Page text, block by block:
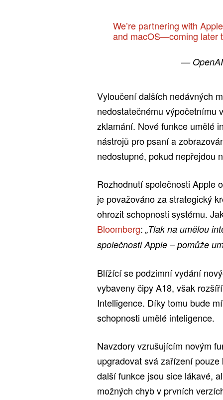
We’re partnering with
and macOS—coming later
—
Vyloučení dalších nedávných
nedostatečnému výpočetnímu
zklamání. Nové funkce umělé
nástrojů pro psaní a
nedostupné, pokud nepřejdou
Rozhodnutí společnosti Apple
je považováno za strategický
ohrozit schopnosti systému.
Bloomberg: „Tlak na umělou
společnosti Apple – pomůže
Blížící se podzimní vydání
vybaveny čipy A18, však
Intelligence. Díky tomu bude
schopnosti umělé inteligence.
Navzdory vzrušujícím novým
upgradovat svá zařízení
další funkce jsou sice lákavé,
možných chyb v prvních